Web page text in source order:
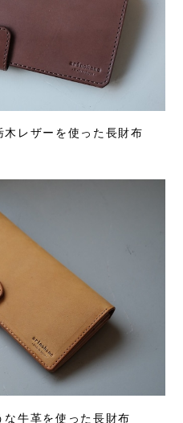
レザーを使った長財布
牛革を使った長財布